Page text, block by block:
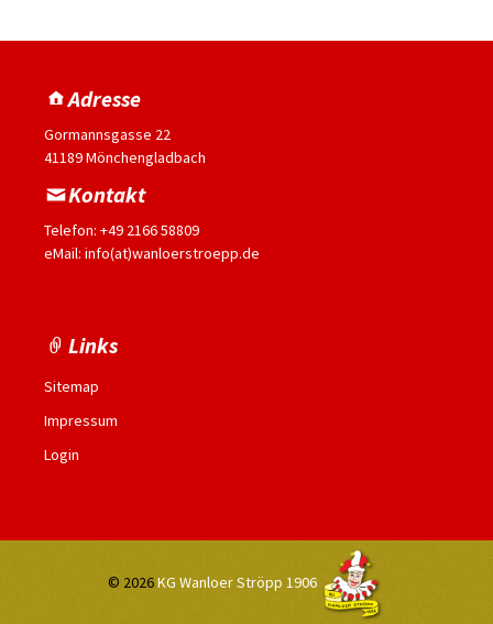
Adresse
Gormannsgasse 22
41189 Mönchengladbach
Kontakt
Telefon: +49 2166 58809
eMail: info(at)wanloerstroepp.de
Links
Sitemap
Impressum
Login
© 2026KG Wanloer Ströpp 1906